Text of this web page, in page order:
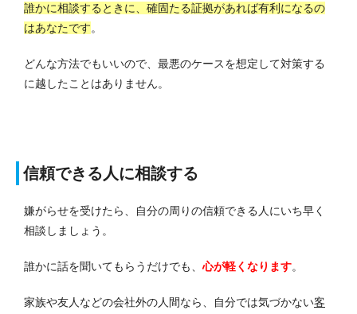
誰かに相談するときに、確固たる証拠があれば有利になるの
はあなたです。
どんな方法でもいいので、最悪のケースを想定して対策する
に越したことはありません。
信頼できる人に相談する
嫌がらせを受けたら、自分の周りの信頼できる人にいち早く
相談しましょう。
誰かに話を聞いてもらうだけでも、 心が軽くなります。
家族や友人などの会社外の人間なら、自分では気づかない客